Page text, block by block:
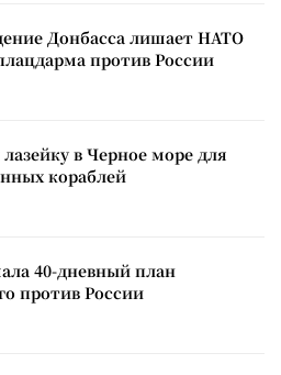
Донбасса лишает НАТО
против России
в Черное море для
кораблей
40-дневный план
против России